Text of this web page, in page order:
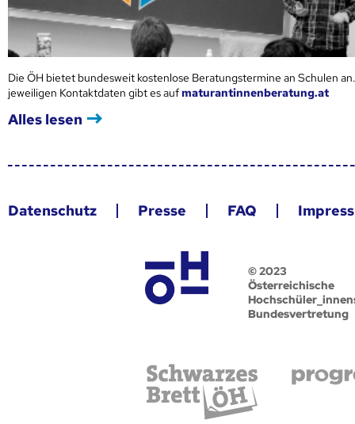
Die ÖH bietet bundesweit kostenlose Beratungstermine an Schulen
jeweiligen Kontaktdaten gibt es aufmaturantinnenberatung.at
Alles lesen
Datenschutz Presse FAQ
© 2023
Österreichische
Bundesvertretung